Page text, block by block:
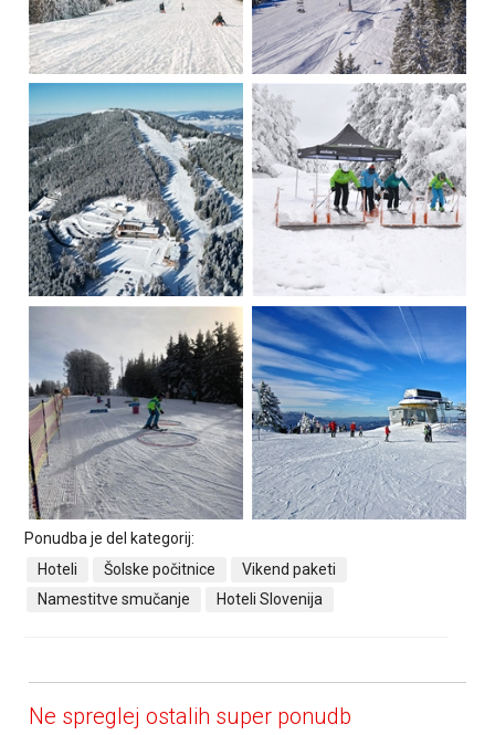
Ponudba je del kategorij:
Hoteli
Šolske počitnice
Vikend paketi
Namestitve smučanje
Hoteli Slovenija
Ne spreglej ostalih super ponudb